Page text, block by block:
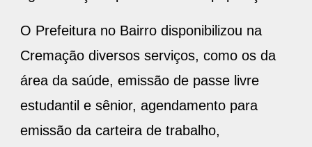
O Prefeitura no Bairro disponibilizou na
Cremação diversos serviços, como os da
área da saúde, emissão de passe livre
estudantil e sênior, agendamento para
emissão da carteira de trabalho,